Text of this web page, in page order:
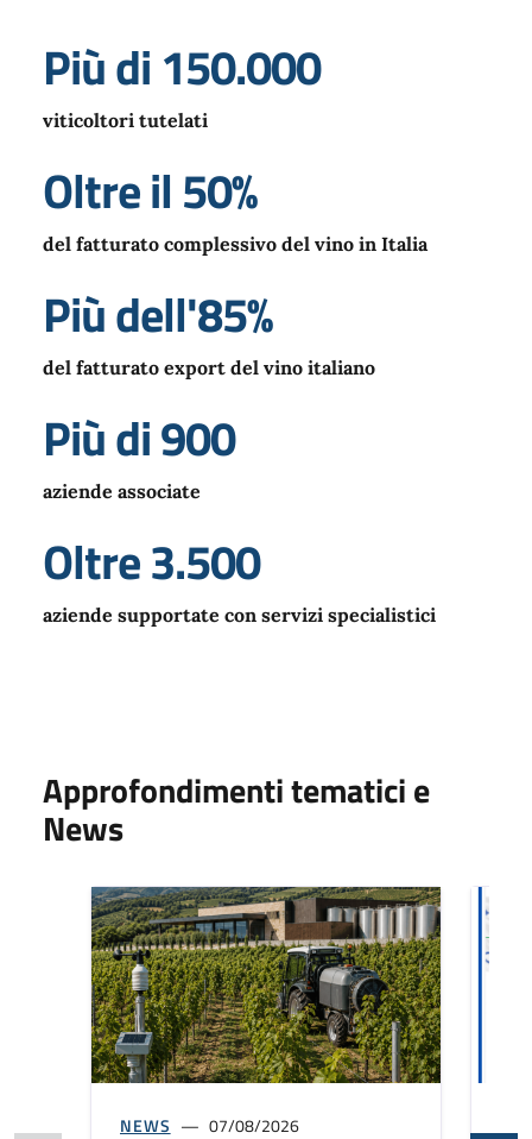
Più di 150.000
viticoltori tutelati
Oltre il 50%
del fatturato complessivo del vino in Italia
Più dell'85%
del fatturato export del vino italiano
Più di 900
aziende associate
Oltre 3.500
aziende supportate con servizi specialistici
Approfondimenti tematici e
News
NEWS 07/08/2026